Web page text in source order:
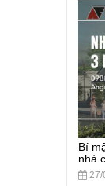
Bí
nhà
27/